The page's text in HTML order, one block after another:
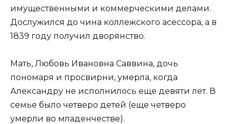
имущественными и коммерческими делами.
Дослужился до чина коллежского асессора, а в
1839 году получил дворянство.
Мать, Любовь Ивановна Саввина, дочь
пономаря и просвирни, умерла, когда
Александру не исполнилось еще девяти лет. В
семье было четверо детей (еще четверо
умерли во младенчестве).